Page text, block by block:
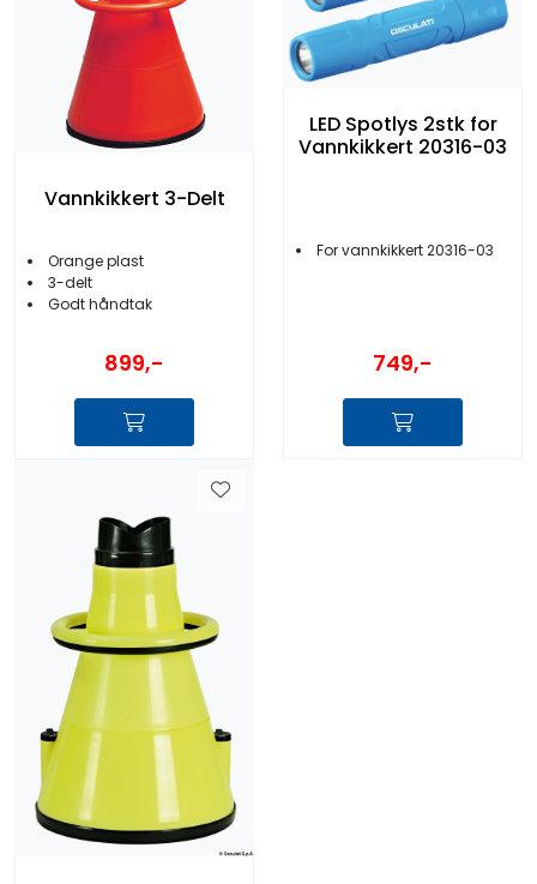
Vannkikkert 3-Delt
Orange plast
3-delt
Godt håndtak
899,-
LED Spotlys 2stk for
Vannkikkert 20316-03
For vannkikkert 20316-03
749,-